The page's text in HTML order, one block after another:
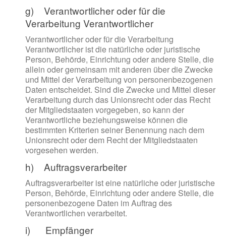
g) Verantwortlicher oder für die
Verarbeitung Verantwortlicher
Verantwortlicher oder für die Verarbeitung
Verantwortlicher ist die natürliche oder juristische
Person, Behörde, Einrichtung oder andere Stelle, die
allein oder gemeinsam mit anderen über die Zwecke
und Mittel der Verarbeitung von personenbezogenen
Daten entscheidet. Sind die Zwecke und Mittel dieser
Verarbeitung durch das Unionsrecht oder das Recht
der Mitgliedstaaten vorgegeben, so kann der
Verantwortliche beziehungsweise können die
bestimmten Kriterien seiner Benennung nach dem
Unionsrecht oder dem Recht der Mitgliedstaaten
vorgesehen werden.
h) Auftragsverarbeiter
Auftragsverarbeiter ist eine natürliche oder juristische
Person, Behörde, Einrichtung oder andere Stelle, die
personenbezogene Daten im Auftrag des
Verantwortlichen verarbeitet.
i) Empfänger